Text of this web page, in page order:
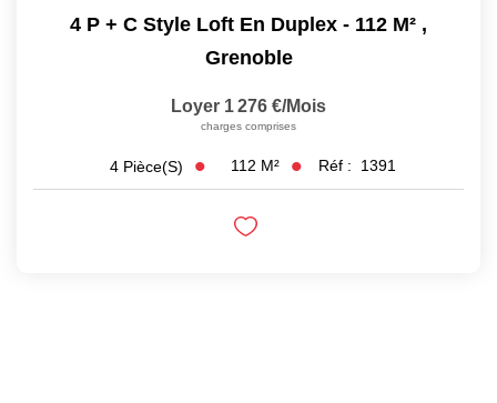
4 P + C Style Loft En Duplex - 112 M² ,
Grenoble
Loyer 1 276 €/mois
charges comprises
4 Pièce(s) 112 M² Réf : 1391